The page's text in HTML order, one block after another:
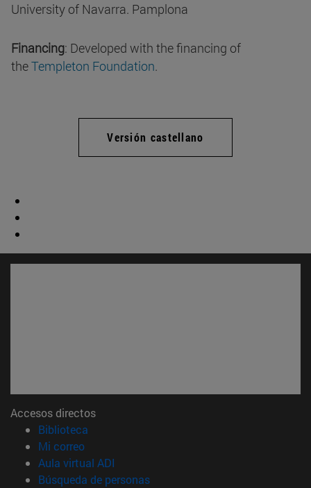
University of Navarra. Pamplona
Financing: Developed with the financing of
theTempleton Foundation.
Versión castellano
Accesos directos
Biblioteca
Mi correo(abre en nueva ventana)
Aula virtual ADI
Búsqueda de personas(abre en nueva ventana)